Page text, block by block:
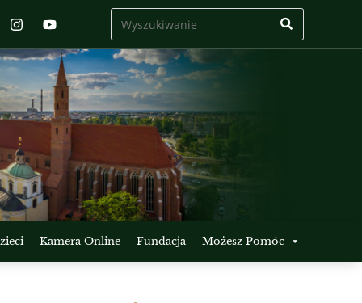
Kamera Online Fundacja Możesz Pomóc